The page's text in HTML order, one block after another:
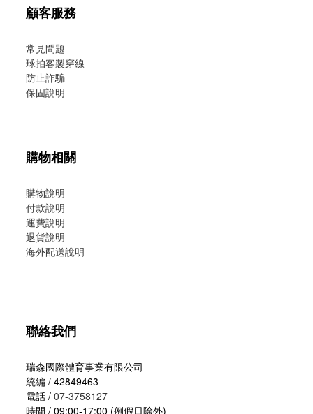
顧客服務
常見問題
球拍客製穿線
防止詐騙
保固說明
購物相關
購物說明
付款說明
運費說明
退貨說明
海外配送說明
聯絡我們
瑞森國際體育事業有限公司
統編 / 42849463
電話 / 07-3758127
時間 / 09:00-17:00 (例假日除外)